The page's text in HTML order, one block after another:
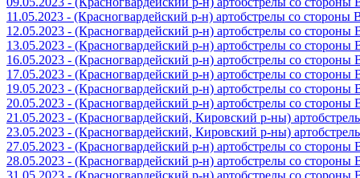
11.05.2023 - (Красногвардейский р-н) артобстрелы со стороны
12.05.2023 - (Красногвардейский р-н) артобстрелы со
13.05.2023 - (Красногвардейский р-н) артобстрелы со
16.05.2023 - (Красногвардейский р-н) артобстрелы со
17.05.2023 - (Красногвардейский р-н) артобстрелы со
19.05.2023 - (Красногвардейский р-н) артобстрелы со
20.05.2023 - (Красногвардейский р-н) артобстрелы со
21.05.2023 - (Красногвардейский, Кировский р-ны)
23.05.2023 - (Красногвардейский, Кировский р-ны)
27.05.2023 - (Красногвардейский р-н) артобстрелы со
28.05.2023 - (Красногвардейский р-н) артобстрелы со
31.05.2023 - (Красногвардейский р-н) артобстрелы со